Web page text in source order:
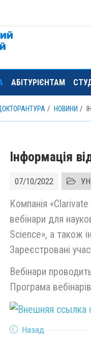
АБІТУРІЄНТАМ
НОВИНИ
Інформація
07/10/2022
Компанія
вебінари для
Science», а також
Зареєстровані
Вебінари
Програма
Назад